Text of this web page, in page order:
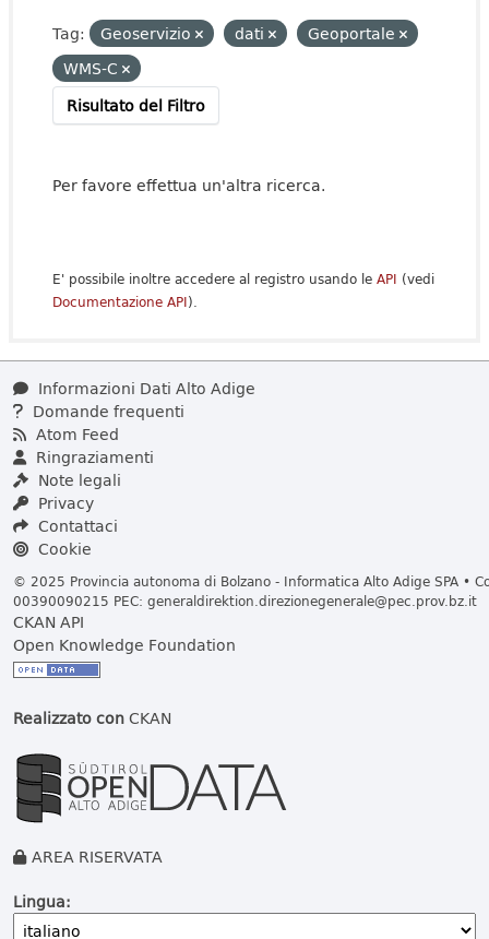
Tag: Geoservizio dati
Geoportale
WMS-C
Risultato del Filtro
Per favore effettua un'altra ricerca.
E' possibile inoltre accedere al registro usando le API (vedi
Documentazione API).
Informazioni Dati Alto Adige
Domande frequenti
Atom Feed
Ringraziamenti
Note legali
Privacy
Contattaci
Cookie
© 2025 Provincia autonoma di Bolzano - Informatica Alto Adige SPA •
00390090215 PEC: generaldirektion.direzionegenerale@pec.prov.bz.it
CKAN API
Open Knowledge Foundation
Realizzato conCKAN
AREA RISERVATA
Lingua